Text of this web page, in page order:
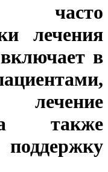
часто
лечения
в
а также